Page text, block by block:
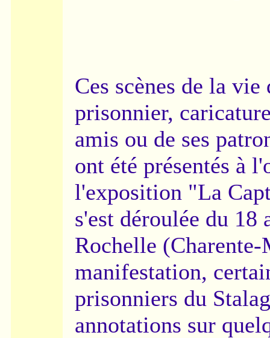
Ces scènes de la vie
prisonnier,
amis ou de ses
ont été présentés à
l'exposition "La
s'est déroulée du 18
Rochelle
manifestation,
prisonniers du
annotations sur